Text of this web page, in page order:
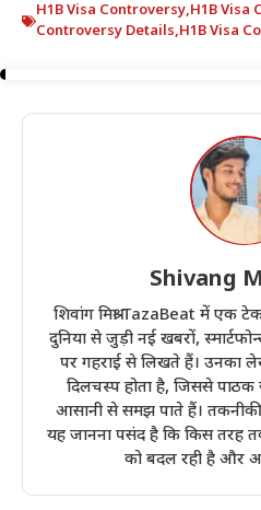
H1B Visa Controversy,H1B Visa
Controversy Details,H1B Visa
Shivang
शिवांग मिश्रा TazaBeat में एक
दुनिया से जुड़ी नई खबरों,
पर गहराई से लिखते हैं। उनका
दिलचस्प होता है, जिससे
आसानी से समझ पाते हैं।
यह जानना पसंद है कि किस तरह
को बदल रही है और